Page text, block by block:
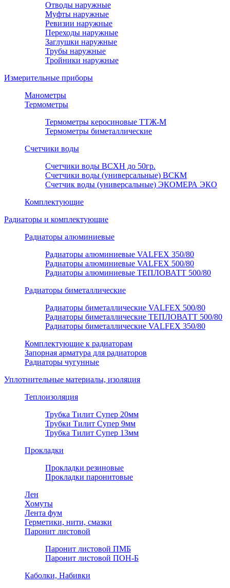
Отводы наружные
Муфты наружные
Ревизии наружные
Переходы наружные
Заглушки наружные
Трубы наружные
Тройники наружные
Измерительные приборы
Манометры
Термометры
Термометры керосиновые ТТЖ-М
Термометры биметаллические
Счетчики воды
Счетчики воды ВСХН до 50гр.
Счетчики воды (универсальные) ВСКМ
Счетчик воды (универсальные) ЭКОМЕРА ЭКО
Комплектующие
Радиаторы и комплектующие
Радиаторы алюминиевые
Радиаторы алюминиевые VALFEX 350/80
Радиаторы алюминиевые VALFEX 500/80
Радиаторы алюминиевые ТЕПЛОВАТТ 500/80
Радиаторы биметаллические
Радиаторы биметаллические VALFEX 500/80
Радиаторы биметаллические ТЕПЛОВАТТ 500/80
Радиаторы биметаллические VALFEX 350/80
Комплектующие к радиаторам
Запорная арматура для радиаторов
Радиаторы чугунные
Уплотнительные материалы, изоляция
Теплоизоляция
Трубка Тилит Супер 20мм
Трубки Тилит Супер 9мм
Трубка Тилит Супер 13мм
Прокладки
Прокладки резиновые
Прокладки паронитовые
Лен
Хомуты
Лента фум
Герметики, нити, смазки
Паронит листовой
Паронит листовой ПМБ
Паронит листовой ПОН-Б
Каболки, Набивки